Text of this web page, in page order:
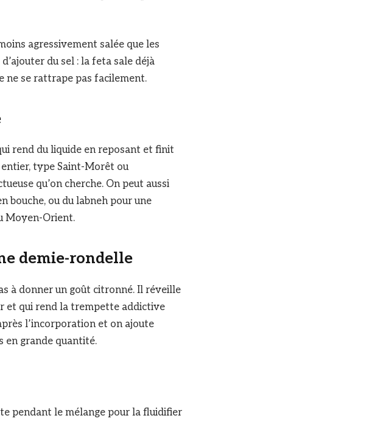
agressivement salée que les
du sel : la feta sale déjà
ne se rattrape pas facilement.
rend du liquide en reposant et finit
entier, type Saint-Morêt ou
qu’on cherche. On peut aussi
bouche, ou du labneh pour une
Moyen-Orient.
demie-rondelle
à donner un goût citronné. Il réveille
et qui rend la trempette addictive
l’incorporation et on ajoute
en grande quantité.
pendant le mélange pour la fluidifier